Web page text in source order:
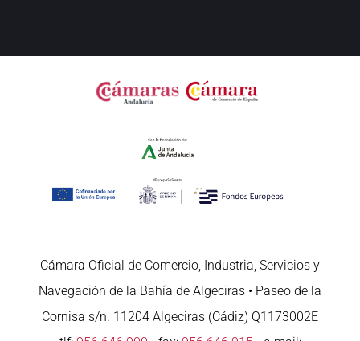
Cámara Oficial de Comercio, Industria, Servicios y
Navegación de la Bahía de Algeciras • Paseo de la
Cornisa s/n. 11204 Algeciras (Cádiz) Q1173002E